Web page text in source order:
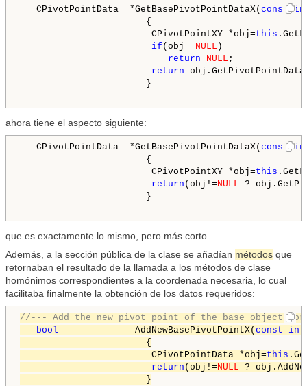
CPivotPointData  *GetBasePivotPointDataX( const
{
CPivotPointXY *obj=this
if (obj==NULL )
return
NULL ;
return
}
ahora tiene el aspecto siguiente:
CPivotPointData  *GetBasePivotPointDataX( const
{
CPivotPointXY *obj=this
return (obj!=NULL ?
}
que es exactamente lo mismo, pero más corto.
Además, a la sección pública de la clase se añadían métodos que
retornaban el resultado de la llamada a los métodos de clase
homónimos correspondientes a la coordenada necesaria, lo cual
facilitaba finalmente la obtención de los datos requeridos:
//--- Add the new pivot point of the base object for
bool AddNewBasePivotPointX( const int
{
CPivotPointData *obj=this
return (obj!=NULL ?